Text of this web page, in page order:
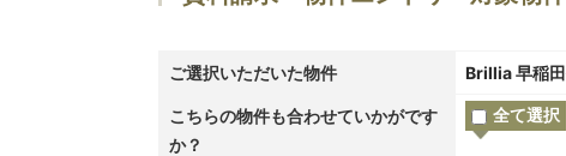
ご選択いただいた物件 Brillia 早稲
こちらの物件も合わせていかがです
か？
全て選択